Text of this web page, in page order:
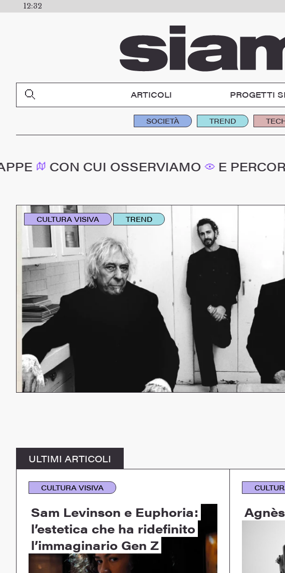
12:32
ARTICOLI PROGETTI
SOCIETÀ TREND
CUI OSSERVIAMO E PERCORRIAMO
CULTURA VISIVA TREND
ULTIMI ARTICOLI
CULTURA VISIVA
Sam Levinson e Euphoria:
l’estetica che ha ridefinito
l’immaginario Gen Z